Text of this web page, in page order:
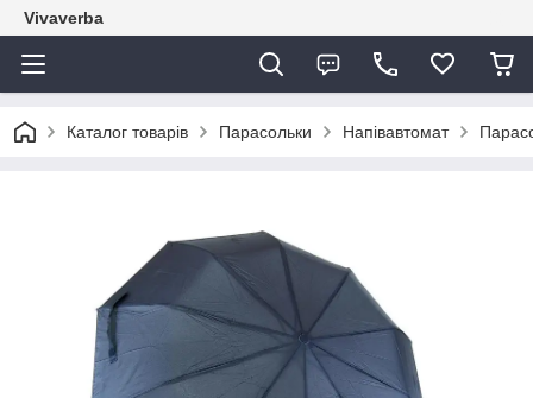
Vivaverba
Каталог товарів Парасольки Напівавтомат